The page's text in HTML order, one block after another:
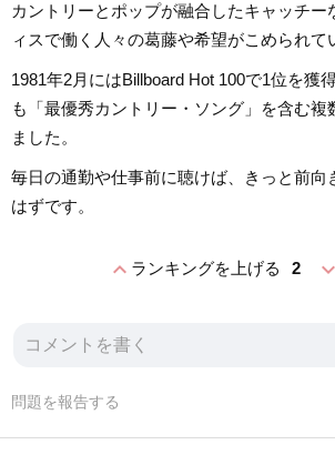
カントリーとポップが融合したキャッチー
ィスで働く人々の葛藤や希望がこめられて
1981年2月にはBillboard Hot 100で1位を獲
も「最優秀カントリー・ソング」を含む複
ました。
毎日の通勤や仕事前に聴けば、きっと前向
はずです。
expand_lessランキングを上げる 2
問題を報告する